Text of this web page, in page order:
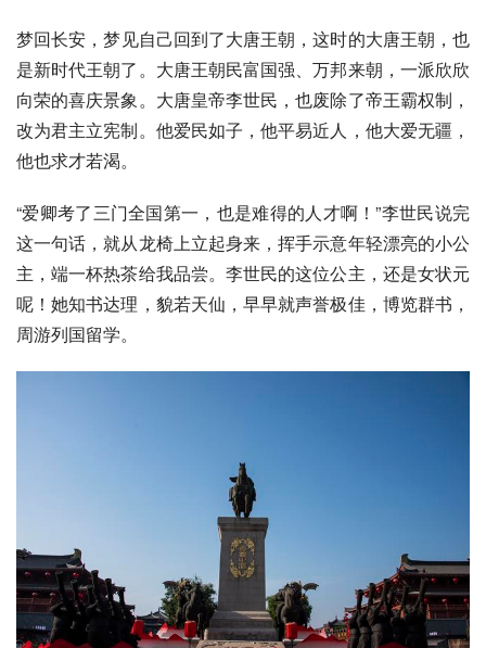
梦回长安 ，梦见自己回到了大唐王朝，这时的大唐王朝，也
是新时代王朝了。大唐王朝民富国强、万邦来朝，一派欣欣
向荣的喜庆景象。大唐皇帝李世民 ，也废除了帝王霸权制，
改为君主立宪制。他爱民如子，他平易近人，他大爱无疆，
他也求才若渴。
“爱卿考了三门全国第一，也是难得的人才啊！”李世民说完
这一句话，就从龙椅上立起身来，挥手示意年轻漂亮的小公
主，端一杯热茶给我品尝。李世民的这位公主，还是女状元
呢！她知书达理，貌若天仙，早早就声誉极佳，博览群书，
周游列国留学。